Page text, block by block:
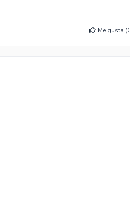
Me gusta (0